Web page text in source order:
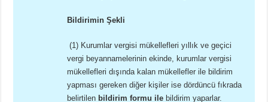
Bildirimin Şekli
(1) Kurumlar vergisi mükellefleri yıllık ve geçici
vergi beyannamelerinin ekinde, kurumlar vergisi
mükellefleri dışında kalan mükellefler ile bildirim
yapması gereken diğer kişiler ise dördüncü fıkrada
belirtilen bildirim formu ile bildirim yaparlar.